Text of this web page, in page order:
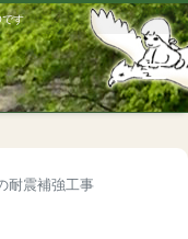
です
耐震補強工事